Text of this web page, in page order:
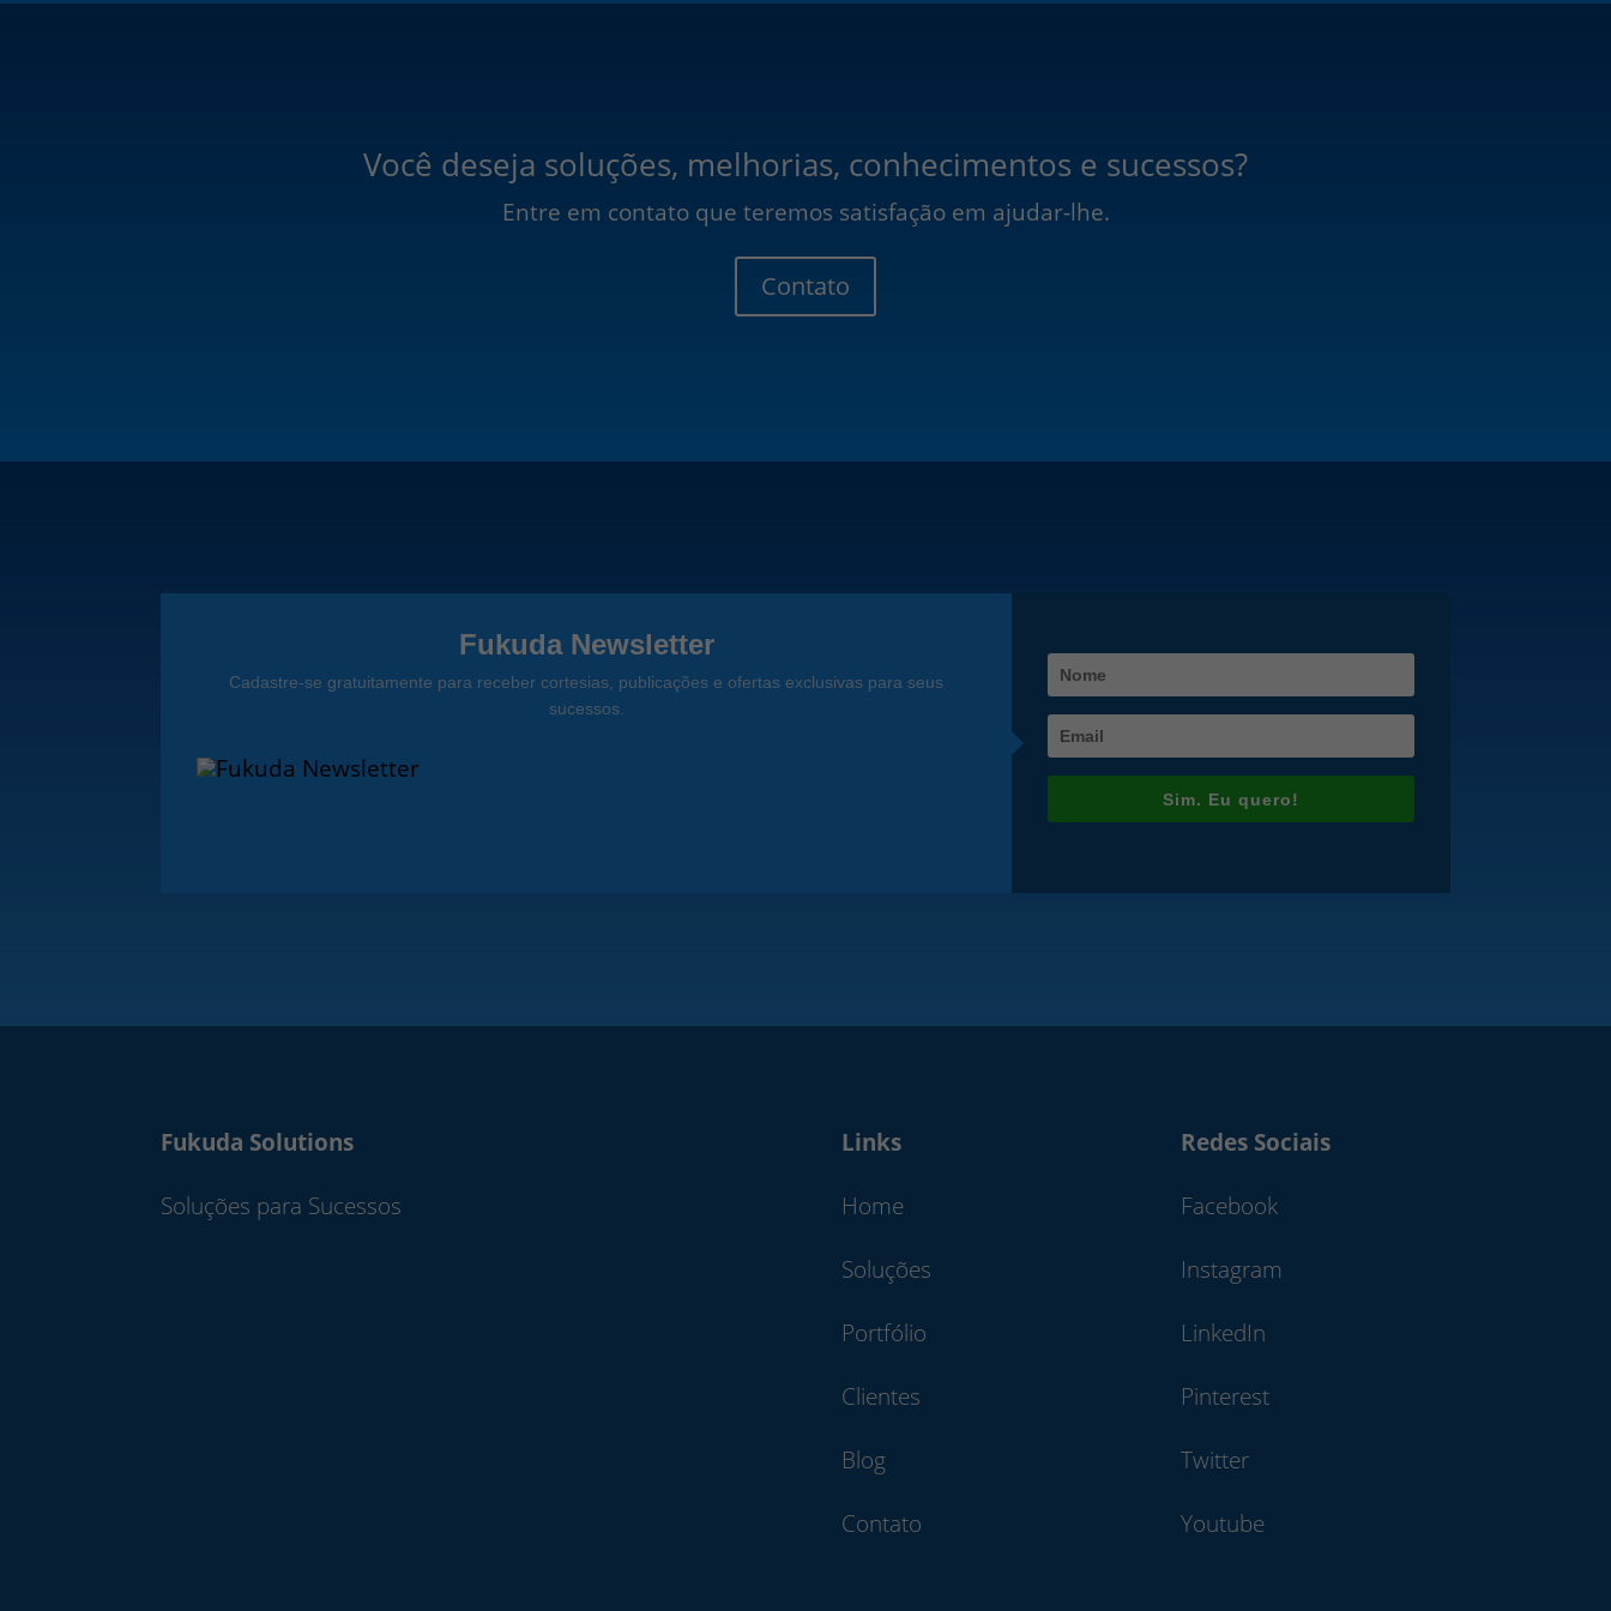
Você deseja soluções, melhorias, conhecimentos e sucessos?
Entre em contato que teremos satisfação em ajudar-lhe.
Contato
Fukuda Newsletter
Cadastre-se gratuitamente para receber cortesias, publicações e ofertas exclusivas para seus
sucessos.
Sim. Eu quero!
Fukuda Solutions
Soluções para Sucessos
Links
Home
Soluções
Portfólio
Clientes
Blog
Contato
Redes Sociais
Facebook
Instagram
LinkedIn
Pinterest
Twitter
Youtube